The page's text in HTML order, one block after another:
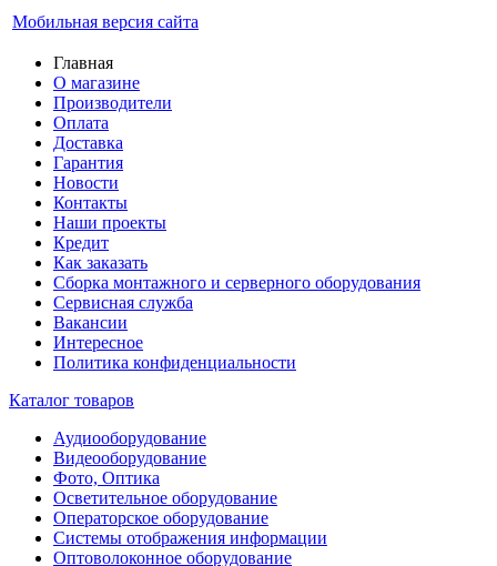
Мобильная версия сайта
Главная
О магазине
Производители
Оплата
Доставка
Гарантия
Новости
Контакты
Наши проекты
Кредит
Как заказать
Сборка монтажного и серверного оборудования
Сервисная служба
Вакансии
Интересное
Политика конфиденциальности
Каталог товаров
Аудиооборудование
Видеооборудование
Фото, Оптика
Осветительное оборудование
Операторское оборудование
Системы отображения информации
Оптоволоконное оборудование